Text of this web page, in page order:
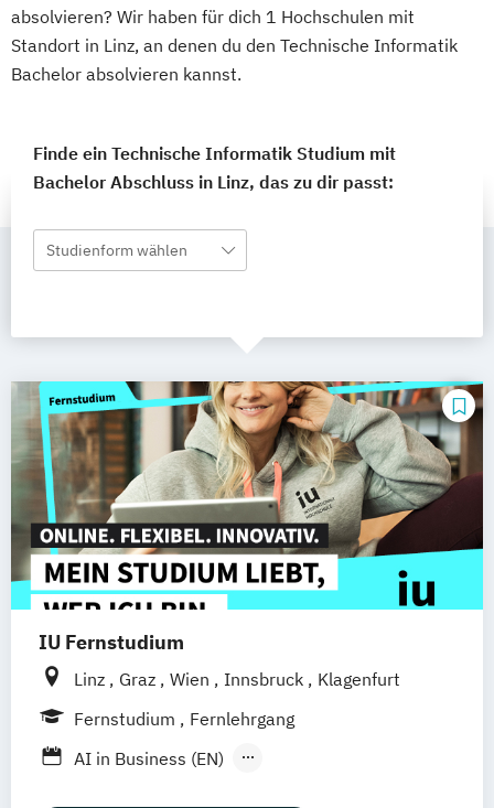
absolvieren? Wir haben für dich 1 Hochschulen mit
Standort in Linz, an denen du den Technische Informatik
Bachelor absolvieren kannst.
Finde ein Technische Informatik Studium mit
Bachelor Abschluss in Linz, das zu dir passt:
Studienform wählen
IU Fernstudium
Linz Graz Wien Innsbruck
Klagenfurt
Fernstudium
Fernlehrgang
AI in Business (EN)